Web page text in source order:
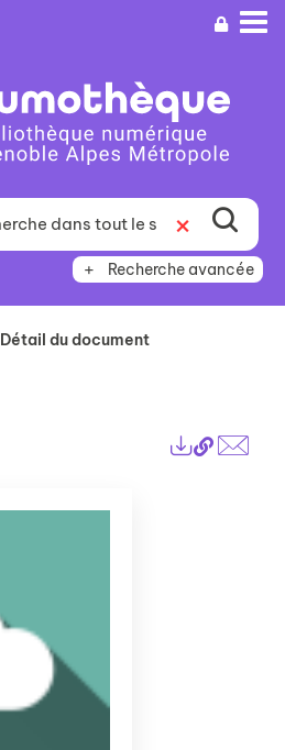
Recherche avancée
Détail du document
Lien